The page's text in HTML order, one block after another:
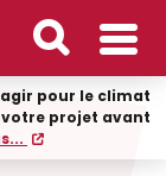
agir pour le climat
votre projet avant